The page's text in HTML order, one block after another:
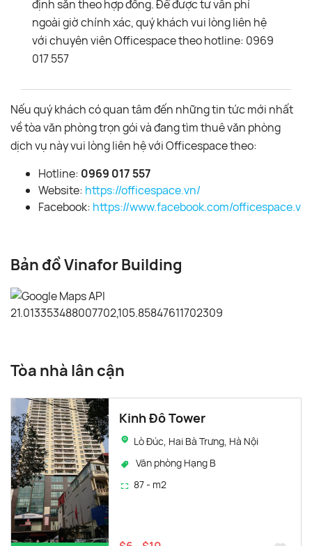
định sẵn theo hợp đồng. Để được tư vấn phí
ngoài giờ chính xác, quý khách vui lòng liên hệ
với chuyên viên Officespace theo hotline: 0969
017 557
Nếu quý khách có quan tâm đến những tin tức mới nhất
về tòa văn phòng trọn gói và đang tìm thuê văn phòng
dịch vụ này vui lòng liên hệ với Officespace theo:
Hotline: 0969 017 557
Website: https://officespace.vn/
Facebook: https://www.facebook.com/officespace.vn/
Bản đồ Vinafor Building
Tòa nhà lân cận
Kinh Đô Tower
Lò Đúc, Hai Bà Trưng, Hà Nội
Văn phòng Hạng B
87 - m2